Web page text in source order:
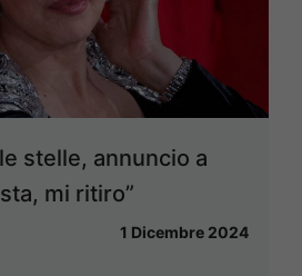
stelle, annuncio a
mi ritiro”
1 Dicembre 2024